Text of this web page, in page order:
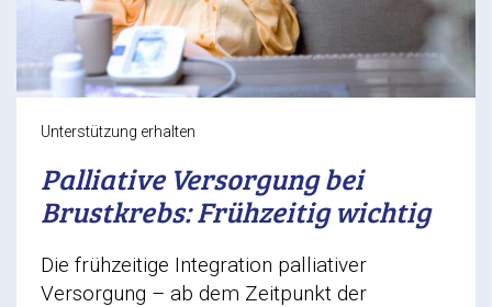
Unterstützung erhalten
Palliative Versorgung bei
Brustkrebs: Frühzeitig wichtig
Die frühzeitige Integration palliativer
Versorgung – ab dem Zeitpunkt der